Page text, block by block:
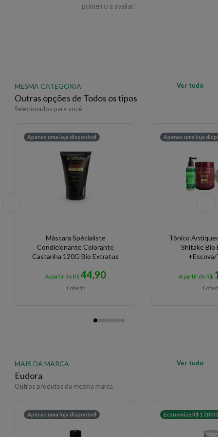
primeiro a avaliar!
MESMA CATEGORIA
Outras opções de Todos os tipos
Selecionados para você
Ver tudo
Apenas uma loja disponível
Máscara Spécialiste
Condicionante Colorante
Castanha 120G Bio Extratus
A partir de R$ 44,90
1 oferta
Apenas uma loja
Tônico
Shitake Bio
A partir de R$
1
MAIS DA MARCA
Eudora
Outros produtos da mesma marca
Ver tudo
Apenas uma loja disponível Economize R$ 17,05